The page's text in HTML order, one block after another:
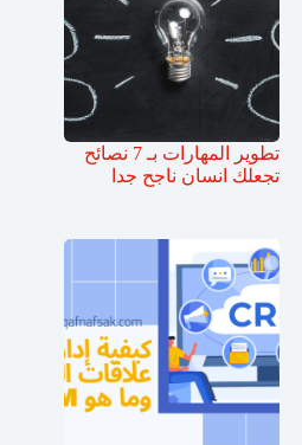
تطوير المهارات بـ 7 نصائح
تجعلك انسان ناجح جدا